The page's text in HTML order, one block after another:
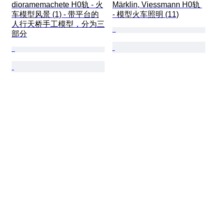
dioramemachete H0轨 - 火
车模型风景 (1) - 带平台的
人行天桥手工模型，分为三
部分
Märklin, Viessmann H0轨
- 模型火车照明 (11)